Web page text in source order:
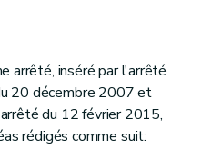
arrêté, inséré par l'arrêté
20 décembre 2007 et
du 12 février 2015,
rédigés comme suit: